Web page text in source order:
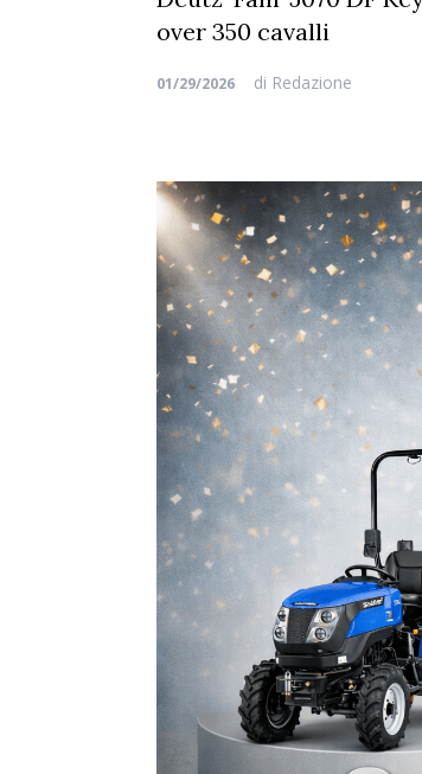
over 350 cavalli
01/29/2026 di Redazione